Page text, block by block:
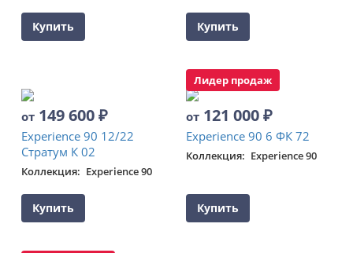
Купить Купить
от 149 600₽
Experience 90 12/22
Стратум К 02
Коллекция Experience 90
Купить
Лидер продаж
от 121 000₽
Experience 90 6 ФК 72
Коллекция Experience 90
Купить